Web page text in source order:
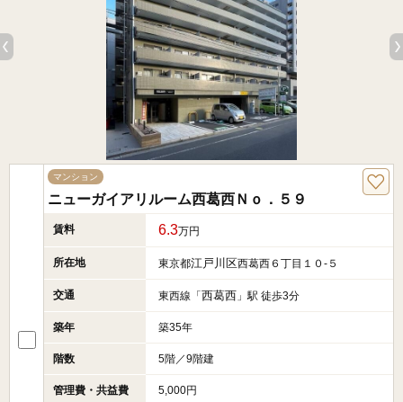
マンション
ニューガイアリルーム西葛西Ｎｏ．５９
賃料 6.3万円
所在地 東京都江戸川区西葛西６丁目１０-５
交通 東西線「 西葛西 」駅 徒歩3分
築年 築35年
階数 5階／9階建
管理費・共益費 5,000円